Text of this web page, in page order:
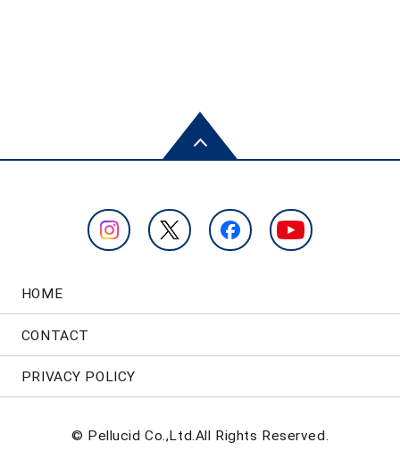
HOME
CONTACT
PRIVACY POLICY
© Pellucid Co.,Ltd.All Rights Reserved.